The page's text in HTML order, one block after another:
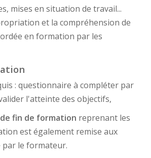
mises en situation de travail...
et la compréhension de
en formation par les
: questionnaire à compléter par
l'atteinte des objectifs,
fin de formation reprenant les
est également remise aux
par le formateur.